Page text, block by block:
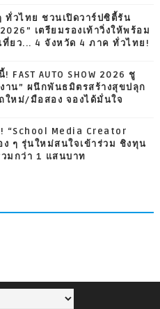
ทั่วไทย ชวนเปิดวาร์ปซิตี้รัน
2026” เตรียมรองเท้าวิ่งให้พร้อม
ที่ยว... 4 จังหวัด 4 ภาค ทั่วไทย!
AUTO SHOW 2026 ชู
าน” ผนึกพันธมิตรสร้างสุขปลุก
ใหม่/มือสอง จองได้มั่นใจ
“School Media Creator
ๆ รุ่นใหม่สนใจเข้าร่วม ชิงทุน
มกว่า 1 แสนบาท